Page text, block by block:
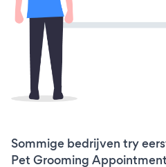
Sommige bedrijven try
Pet Grooming